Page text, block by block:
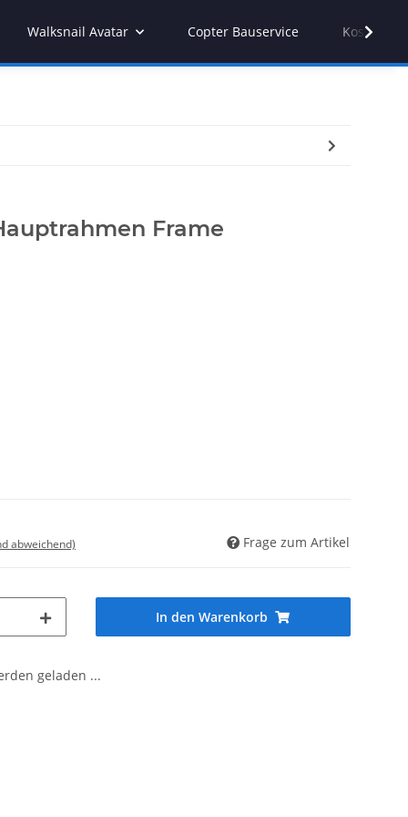
Walksnail Avatar Copter Bauservice
Frame
abweichend) Frage zum Artikel
In den Warenkorb
geladen ...